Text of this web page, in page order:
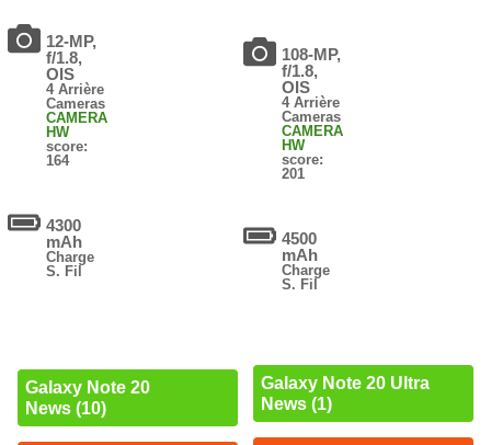
12-MP,
f/1.8,
OIS
4 Arrière
Cameras
CAMERA
HW
score:
164
4300
mAh
Charge
S. Fil
Galaxy Note 20
News (10)
108-MP,
f/1.8,
OIS
4 Arrière
Cameras
CAMERA
HW
score:
201
4500
mAh
Charge
S. Fil
Galaxy Note 20 Ultra
News (1)